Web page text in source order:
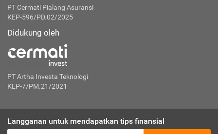
PT Cermati Pialang Asuransi
KEP-596/PD.02/2025
Didukung oleh
PT Artha Investa Teknologi
KEP-7/PM.21/2021
Langganan untuk mendapatkan tips finansial